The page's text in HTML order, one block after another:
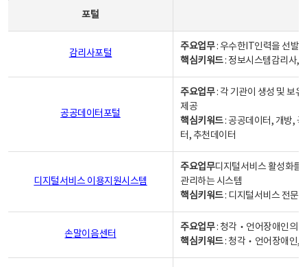
포털
감리사포털
주요업무: 우수한IT인력을 선발
핵심키워드: 정보시스템감리사,
공공데이터포털
주요업무: 각 기관이 생성 및 보
제공
핵심키워드: 공공데이터, 개방,
터, 추천데이터
디지털서비스 이용지원시스템
주요업무디지털서비스 활성화를
관리하는 시스템
핵심키워드: 디지털서비스 전문
손말이음센터
주요업무: 청각‧언어장애인의
핵심키워드: 청각‧언어장애인,